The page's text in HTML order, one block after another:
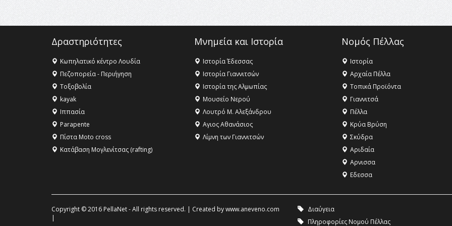
Δραστηριότητες
Κωπηλατικό κέντρο Λουδία
Πεζοπορεία - Περιήγηση
Τοξοβολία
kayak
Ιππασία
Parapente
Πίστα Moto cross
Κατάβαση Μογλενίτσας (rafting)
Μνημεία και Ιστορία
Ιστορία Έδεσσας
Ιστορία Γιαννιτσών
Ιστορία της Αλμωπίας
Μουσείο Νερού
Λουτρό Μ. Αλεξάνδρου
Αγιος Αθανάσιος
Λίμνη των Γιαννιτσών
Νομός Πέλλας
Ιστορία
Αρχαία Πέλλα
Τοπικά Προϊόντα
Γιαννιτσά
Πέλλα
Κρύα Βρύση
Σκύδρα
Αριδαία
Aρνισσα
Eδεσσα
Copyright © 2016 PellaNet - All rights reserved. | Created bywww.aneveno.com
|
Διαύγεια
Πληροφορίες Νομού Πέλλας